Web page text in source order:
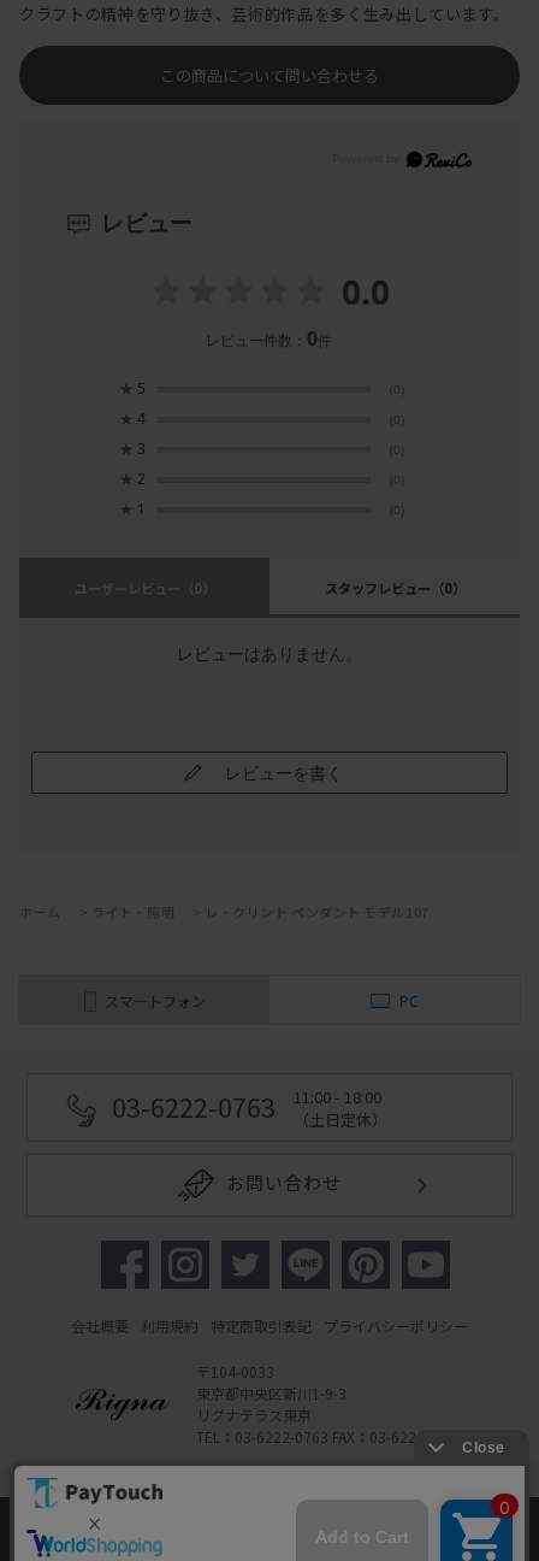
この商品について問い合わせる
クラフトの精神を守り抜き、芸術的作品を多く生み出しています。
レビュー
0.0
レビュー件数： 0件
★ 5 (0)
★ 4 (0)
★ 3 (0)
★ 2 (0)
★ 1 (0)
ユーザーレビュー （0） スタッフレビュー （0）
レビューはありません。
レビューを書く
ホーム ライト・照明 レ・クリント ペンダント モデル107
スマートフォン PC
03-6222-0763
11:00 - 18:00
（土日定休）
お問い合わせ
会社概要 利用規約 特定商取引表記 プライバシーポリシー
〒104-0033
東京都中央区新川1-9-3
リグナテラス東京
TEL：03-6222-0763 FAX：03-6222-0762
Powered by Watahan Partners Co., Ltd.
当ウェブサイトでは、お客様により良いサービス
をご提供するため、クッキーを利用しています。